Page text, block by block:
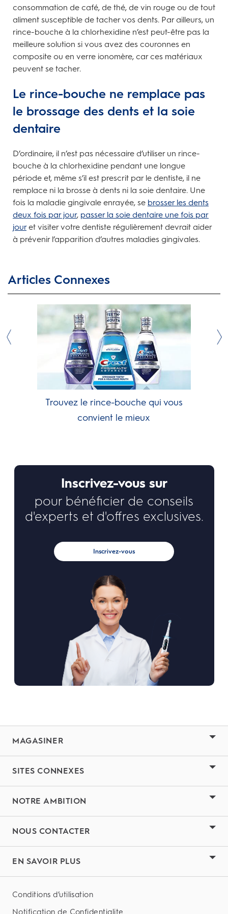
consommation de café, de thé, de vin rouge ou de tout
aliment susceptible de tacher vos dents. Par ailleurs, un
rince-bouche à la chlorhexidine n’est peut-être pas la
meilleure solution si vous avez des couronnes en
composite ou en verre ionomère, car ces matériaux
peuvent se tacher.
Le rince-bouche ne remplace pas
le brossage des dents et la soie
dentaire
D’ordinaire, il n’est pas nécessaire d’utiliser un rince-
bouche à la chlorhexidine pendant une longue
période et, même s’il est prescrit par le dentiste, il ne
remplace ni la brosse à dents ni la soie dentaire. Une
fois la maladie gingivale enrayée, se brosser les dents
deux fois par jour, passer la soie dentaire une fois par
jouret visiter votre dentiste régulièrement devrait aider
à prévenir l’apparition d’autres maladies gingivales.
Articles Connexes
Trouvez le rince-bouche qui vous
convient le mieux
Inscrivez-vous sur
pour bénéficier de conseils
d'experts et d'offres exclusives.
Inscrivez-vous
MAGASINER
SITES CONNEXES
NOTRE AMBITION
NOUS CONTACTER
EN SAVOIR PLUS
Conditions d’utilisation
Notification de Confidentialite